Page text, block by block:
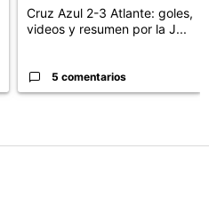
Cruz Azul 2-3 Atlante: goles,
videos y resumen por la J...
5 comentarios